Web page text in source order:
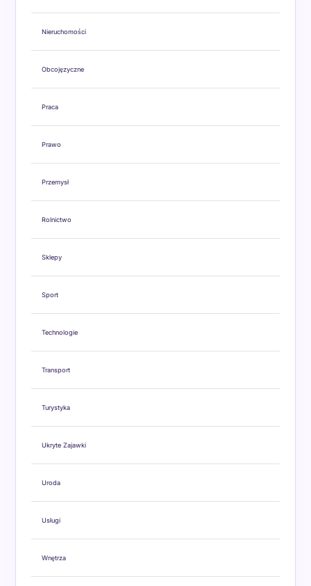
Nieruchomości
Obcojęzyczne
Praca
Prawo
Przemysł
Rolnictwo
Sklepy
Sport
Technologie
Transport
Turystyka
Ukryte Zajawki
Uroda
Usługi
Wnętrza